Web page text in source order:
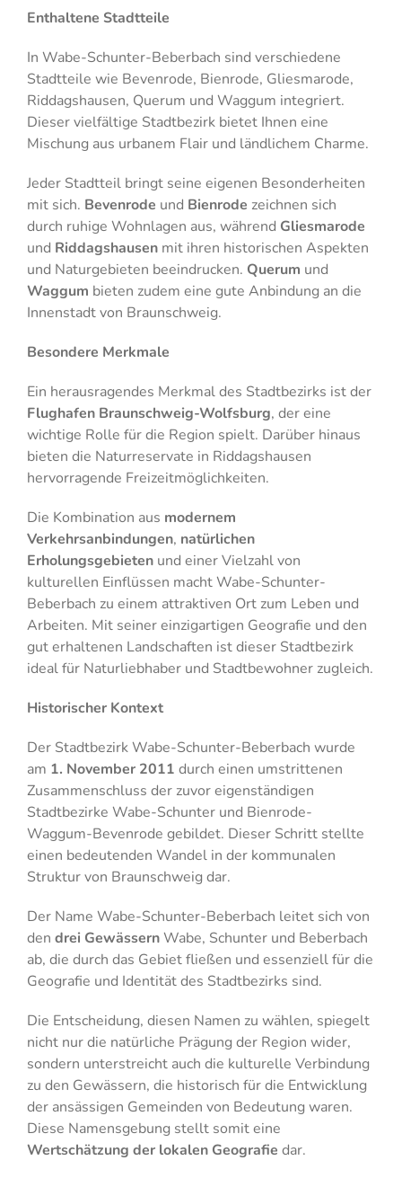
Enthaltene Stadtteile
In Wabe-Schunter-Beberbach sind verschiedene
Stadtteile wie Bevenrode, Bienrode, Gliesmarode,
Riddagshausen, Querum und Waggum integriert.
Dieser vielfältige Stadtbezirk bietet Ihnen eine
Mischung aus urbanem Flair und ländlichem Charme.
Jeder Stadtteil bringt seine eigenen Besonderheiten
mit sich. Bevenrode und Bienrode zeichnen sich
durch ruhige Wohnlagen aus, während Gliesmarode
und Riddagshausenmit ihren historischen Aspekten
und Naturgebieten beeindrucken. Querum und
Waggum bieten zudem eine gute Anbindung an die
Innenstadt von Braunschweig.
Besondere Merkmale
Ein herausragendes Merkmal des Stadtbezirks ist der
Flughafen Braunschweig-Wolfsburg, der eine
wichtige Rolle für die Region spielt. Darüber hinaus
bieten die Naturreservate in Riddagshausen
hervorragende Freizeitmöglichkeiten.
Die Kombination aus modernem
Verkehrsanbindungen, natürlichen
Erholungsgebietenund einer Vielzahl von
kulturellen Einflüssen macht Wabe-Schunter-
Beberbach zu einem attraktiven Ort zum Leben und
Arbeiten. Mit seiner einzigartigen Geografie und den
gut erhaltenen Landschaften ist dieser Stadtbezirk
ideal für Naturliebhaber und Stadtbewohner zugleich.
Historischer Kontext
Der Stadtbezirk Wabe-Schunter-Beberbach wurde
am 1. November 2011 durch einen umstrittenen
Zusammenschluss der zuvor eigenständigen
Stadtbezirke Wabe-Schunter und Bienrode-
Waggum-Bevenrode gebildet. Dieser Schritt stellte
einen bedeutenden Wandel in der kommunalen
Struktur von Braunschweig dar.
Der Name Wabe-Schunter-Beberbach leitet sich von
den drei GewässernWabe, Schunter und Beberbach
ab, die durch das Gebiet fließen und essenziell für die
Geografie und Identität des Stadtbezirks sind.
Die Entscheidung, diesen Namen zu wählen, spiegelt
nicht nur die natürliche Prägung der Region wider,
sondern unterstreicht auch die kulturelle Verbindung
zu den Gewässern, die historisch für die Entwicklung
der ansässigen Gemeinden von Bedeutung waren.
Diese Namensgebung stellt somit eine
Wertschätzung der lokalen Geografie dar.